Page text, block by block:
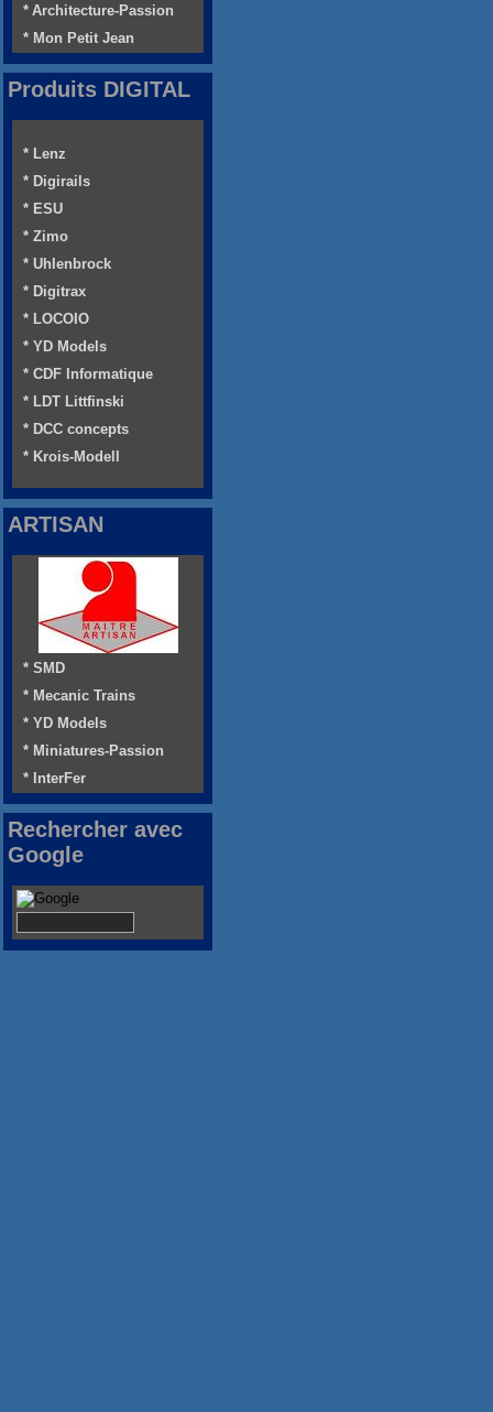
* Architecture-Passion
* Mon Petit Jean
Produits DIGITAL
* Lenz
* Digirails
* ESU
* Zimo
* Uhlenbrock
* Digitrax
* LOCOIO
* YD Models
* CDF Informatique
* LDT Littfinski
* DCC concepts
* Krois-Modell
ARTISAN
* SMD
* Mecanic Trains
* YD Models
* Miniatures-Passion
* InterFer
Rechercher avec
Google